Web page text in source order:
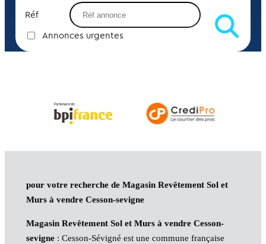
Réf
Annonces urgentes
pour votre recherche de Magasin Revêtement Sol et
Murs à vendre Cesson-sevigne
Magasin Revêtement Sol et Murs à vendre Cesson-
sevigne: Cesson-Sévigné est une commune française